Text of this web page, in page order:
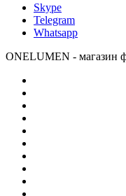
Skype
Telegram
Whatsapp
ONELUMEN - магазин